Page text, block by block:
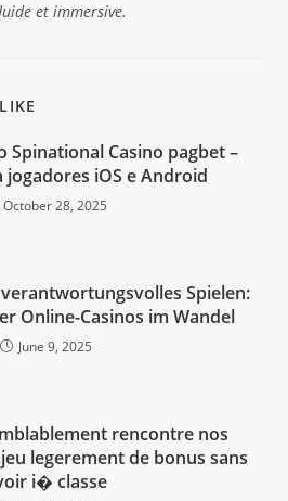
et immersive.
Spinational Casino pagbet –
jogadores iOS e Android
October 28, 2025
Spielen:
Online-Casinos im Wandel
June 9, 2025
rencontre nos
legerement de bonus sans
i� classe